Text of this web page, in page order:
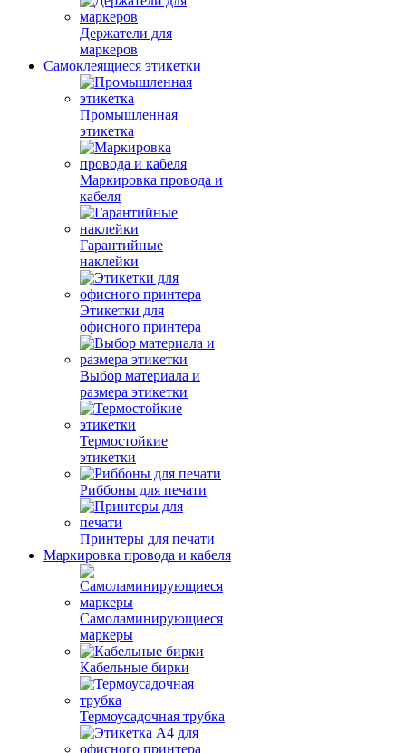
Держатели для
маркеров
Самоклеящиеся этикетки
Промышленная
этикетка
Маркировка провода и
кабеля
Гарантийные
наклейки
Этикетки для
офисного принтера
Выбор материала и
размера этикетки
Термостойкие
этикетки
Риббоны для печати
Принтеры для печати
Маркировка провода и кабеля
Самоламинирующиеся
маркеры
Кабельные бирки
Термоусадочная трубка